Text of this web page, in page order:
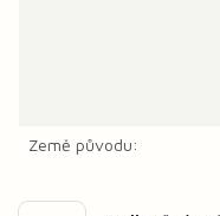
Země původu: